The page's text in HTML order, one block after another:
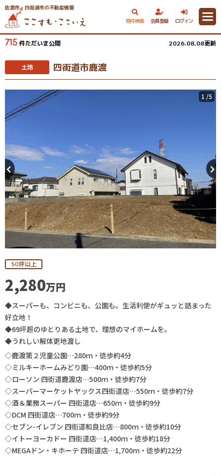
佐倉市・四街道市の不動産情報
物件検索
会員登録 ログイン
715 件ただいま公開 2026.08.08更新
土地 四街道市鹿渡
1 /5
50坪以上
2,280万円
◆スーパーも、コンビニも、公園も。生活利便がギュッと詰まった
好立地！
◆69坪超のゆとりある土地で、理想のマイホームを。
◆うれしい解体更地渡し
◇鹿渡第２児童公園…280ｍ・徒歩約4分
◇ミルキーホームみどり園…400ｍ・徒歩約5分
◇ローソン 四街道鹿渡店…500ｍ・徒歩約7分
◇スーパーマーケットヤックス四街道店…550ｍ・徒歩約7分
◇酒＆業務スーパー 四街道店…650ｍ・徒歩約9分
◇DCM 四街道店…700ｍ・徒歩約9分
◇セブン-イレブン 四街道和良比店…800ｍ・徒歩約10分
◇イトーヨーカドー 四街道店…1,400ｍ・徒歩約18分
◇MEGAドン・キホーテ 四街道店…1,700ｍ・徒歩約22分